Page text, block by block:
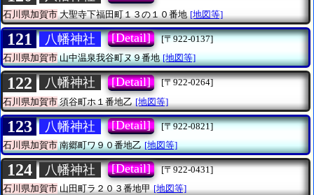
石川県加賀市大聖寺下福田町１３の１０番地 [地図等]
121 八幡神社 [Detail]
[〒922-0137]
石川県加賀市山中温泉我谷町ヌ９番地 [地図等]
122 八幡神社 [Detail]
[〒922-0264]
石川県加賀市 須谷町ホ１番地乙 [地図等]
123 八幡神社 [Detail]
[〒922-0821]
石川県加賀市南郷町ワ９０番地乙 [地図等]
124 八幡神社 [Detail]
[〒922-0431]
石川県加賀市山田町ラ２０３番地甲 [地図等]